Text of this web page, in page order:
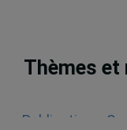
Thèmes
Publications